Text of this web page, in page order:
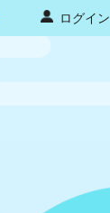
ログイン